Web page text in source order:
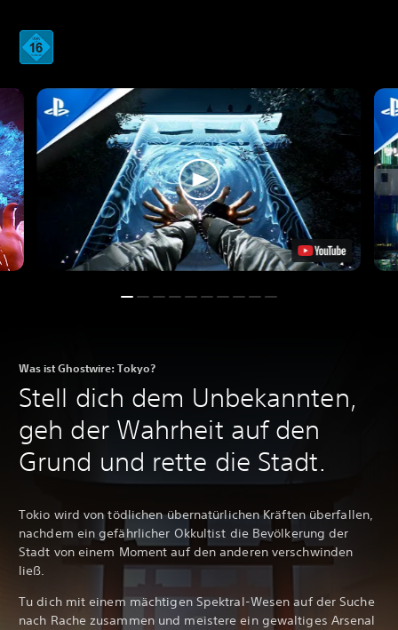
Was ist Ghostwire: Tokyo?
Stell dich dem Unbekannten,
geh der Wahrheit auf den
Grund und rette die Stadt.
Tokio wird von tödlichen übernatürlichen Kräften überfallen,
nachdem ein gefährlicher Okkultist die Bevölkerung der
Stadt von einem Moment auf den anderen verschwinden
ließ.
Tu dich mit einem mächtigen Spektral-Wesen auf der Suche
nach Rache zusammen und meistere ein gewaltiges Arsenal